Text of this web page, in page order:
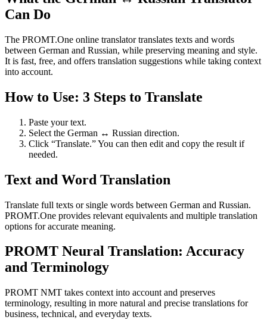
Can Do
The PROMT.One online translator translates texts and words
between German and Russian, while preserving meaning and style.
It is fast, free, and offers translation suggestions while taking context
into account.
How to Use: 3 Steps to Translate
Paste your text.
Select the German ↔ Russian direction.
Click “Translate.” You can then edit and copy the result if
needed.
Text and Word Translation
Translate full texts or single words between German and Russian.
PROMT.One provides relevant equivalents and multiple translation
options for accurate meaning.
PROMT Neural Translation: Accuracy
and Terminology
PROMT NMT takes context into account and preserves
terminology, resulting in more natural and precise translations for
business, technical, and everyday texts.